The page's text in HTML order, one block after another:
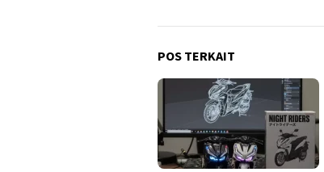
POS TERKAIT